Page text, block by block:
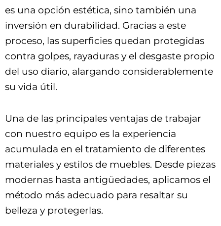
es una opción estética, sino también una
inversión en durabilidad. Gracias a este
proceso, las superficies quedan protegidas
contra golpes, rayaduras y el desgaste propio
del uso diario, alargando considerablemente
su vida útil.
Una de las principales ventajas de trabajar
con nuestro equipo es la experiencia
acumulada en el tratamiento de diferentes
materiales y estilos de muebles. Desde piezas
modernas hasta antigüedades, aplicamos el
método más adecuado para resaltar su
belleza y protegerlas.